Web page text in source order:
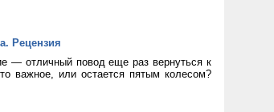
Рецензия
— отличный повод еще раз вернуться к
важное, или остается пятым колесом?